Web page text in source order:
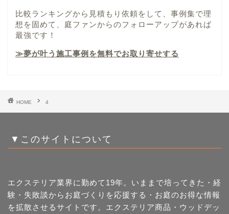
比較ランキングから見積もり依頼をして、事例集で理
想を固めて、庭ファンからのフォローアップがあれば
最強です！
≫夢が叶う施工事例を無料でお取り寄せする
HOME 4
▼このサイトについて
エクステリア業界に勤めて19年。いままで培ってきた・経
験・失敗談からお庭づくりを応援する・お庭のお得な情報
を拡散させるサイトです。エクステリア商品・ウッドデッ